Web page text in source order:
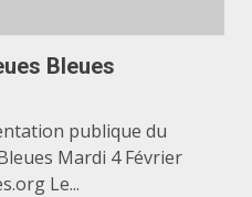
Bleues
publique du
Mardi 4 Février
Le...